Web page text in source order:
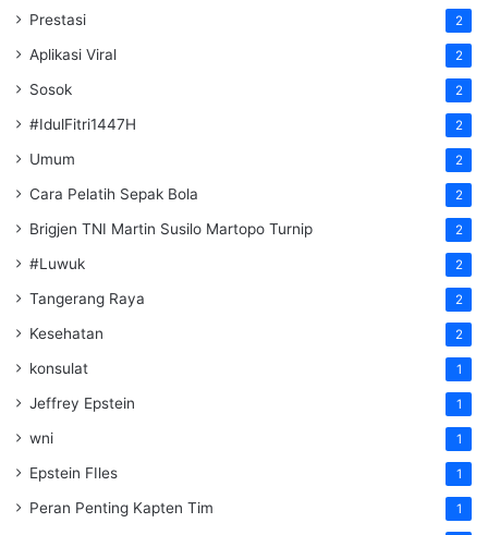
Prestasi 2
Aplikasi Viral 2
Sosok 2
#IdulFitri1447H 2
Umum 2
Cara Pelatih Sepak Bola 2
Brigjen TNI Martin Susilo Martopo Turnip 2
#Luwuk 2
Tangerang Raya 2
Kesehatan 2
konsulat 1
Jeffrey Epstein 1
wni 1
Epstein FIles 1
Peran Penting Kapten Tim 1